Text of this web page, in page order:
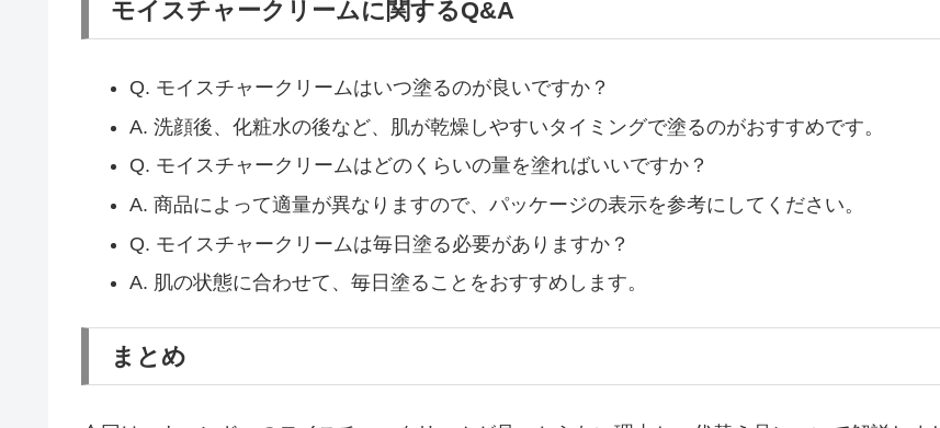
モイスチャークリームに関するQ&A
Q. モイスチャークリームはいつ塗るのが良いですか？
A. 洗顔後、化粧水の後など、肌が乾燥しやすいタイミングで塗るのがおすすめです。
Q. モイスチャークリームはどのくらいの量を塗ればいいですか？
A. 商品によって適量が異なりますので、パッケージの表示を参考にしてください。
Q. モイスチャークリームは毎日塗る必要がありますか？
A. 肌の状態に合わせて、毎日塗ることをおすすめします。
まとめ